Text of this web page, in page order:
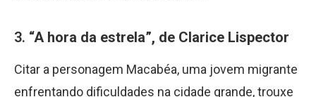
3. “A hora da estrela”, de Clarice Lispector
Citar a personagem Macabéa, uma jovem migrante
enfrentando dificuldades na cidade grande, trouxe